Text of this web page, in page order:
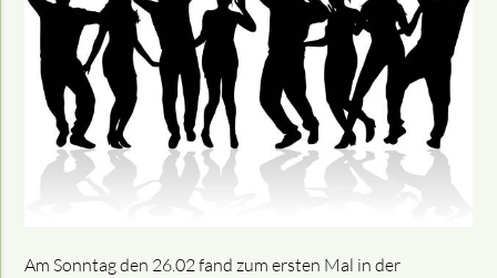
Am Sonntag den 26.02 fand zum ersten Mal in der